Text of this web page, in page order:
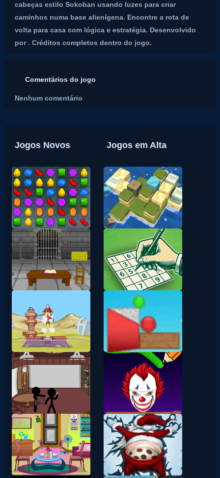
cabeças estilo Sokoban usando luzes para criar
caminhos numa base alienígena. Encontre a rota de
volta para casa com lógica e estratégia. Desenvolvido
por . Créditos completos dentro do jogo.
Comentários do jogo
Nenhum comentário
Jogos Novos Jogos em Alta